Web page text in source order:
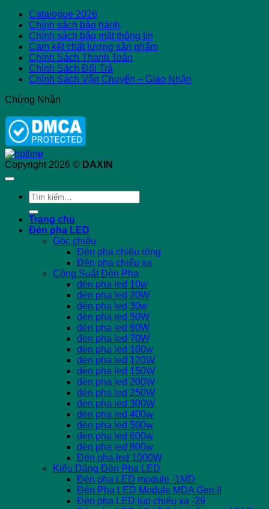
Catalogue 2026
Chính sách bảo hành
Chính sách bảo mật thông tin
Cam kết chất lượng sản phẩm
Chính Sách Thanh Toán
Chính Sách Đổi Trả
Chính Sách Vận Chuyển – Giao Nhận
Chứng Nhận
Copyright 2026 © DAXIN
Tìm
kiếm:
Trang chủ
Đèn pha LED
Góc chiếu
Đèn pha chiếu rộng
Đèn pha chiếu xa
Công Suất Đèn Pha
đèn pha led 10w
đèn pha led 20W
đèn pha led 30w
đèn pha led 50W
đèn pha led 60W
đèn pha led 70W
đèn pha led 100w
đèn pha led 120W
đèn pha led 150W
đèn pha led 200W
đèn pha led 250W
đèn pha led 300W
đèn pha led 400w
đèn pha led 500w
đèn pha led 600w
đèn pha led 800w
Đèn pha led 1000W
Kiểu Dáng Đèn Pha LED
Đèn pha LED module -1MD
Đèn Pha LED Module MDA Gen II
Đèn pha LED lúp chiếu xa -29